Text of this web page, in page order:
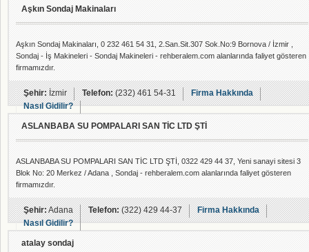
Aşkın Sondaj Makinaları
Aşkın Sondaj Makinaları, 0 232 461 54 31, 2.San.Sit.307 Sok.No:9 Bornova / İzmir ,
Sondaj - İş Makineleri - Sondaj Makineleri - rehberalem.com alanlarında faliyet gösteren
firmamızdır.
Şehir:İzmir Telefon:(232) 461 54-31
Firma Hakkında
Nasıl Gidilir?
ASLANBABA SU POMPALARI SAN TİC LTD ŞTİ
ASLANBABA SU POMPALARI SAN TİC LTD ŞTİ, 0322 429 44 37, Yeni sanayi sitesi 3
Blok No: 20 Merkez / Adana , Sondaj - rehberalem.com alanlarında faliyet gösteren
firmamızdır.
Şehir:Adana Telefon:(322) 429 44-37
Firma Hakkında
Nasıl Gidilir?
atalay sondaj